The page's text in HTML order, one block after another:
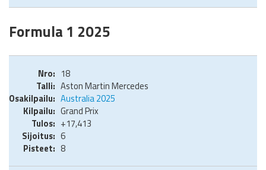
Formula 1 2025
18
Aston Martin Mercedes
Australia 2025
Grand Prix
+17,413
6
8